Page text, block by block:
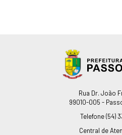
Endereço
Rua Dr. João
99010-005 -
Telefone(54)
Central de